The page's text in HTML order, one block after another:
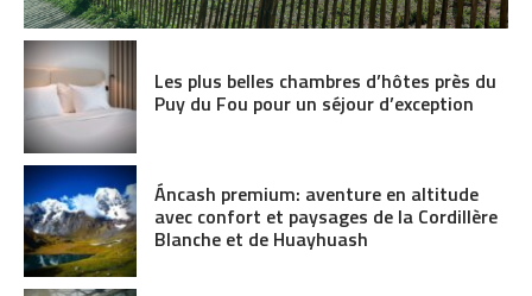
Les plus belles chambres d’hôtes près du
Puy du Fou pour un séjour d’exception
Áncash premium: aventure en altitude
avec confort et paysages de la Cordillère
Blanche et de Huayhuash